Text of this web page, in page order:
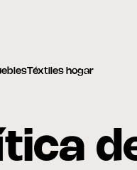
Téxtiles hogar